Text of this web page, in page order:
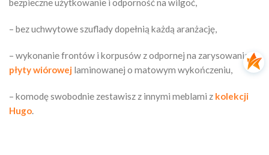
bezpieczne użytkowanie i odporność na wilgoć,
– bez uchwytowe szuflady dopełnią każdą aranżację,
– wykonanie frontów i korpusów z odpornej na zarysowania
płyty wiórowej laminowanej o matowym wykończeniu,
– komodę swobodnie zestawisz z innymi meblami z kolekcji
Hugo.